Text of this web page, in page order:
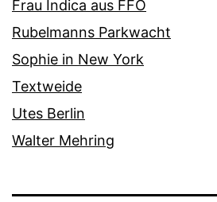
Frau Indica aus FFO
Rubelmanns Parkwacht
Sophie in New York
Textweide
Utes Berlin
Walter Mehring